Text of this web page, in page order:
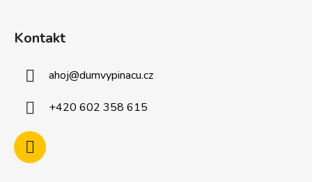
Kontakt
ahoj@dumvypinacu.cz
+420 602 358 615